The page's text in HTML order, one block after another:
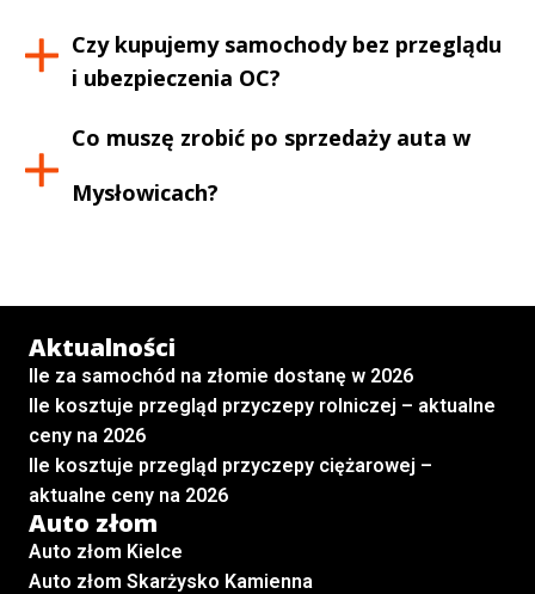
Czy kupujemy samochody bez przeglądu
i ubezpieczenia OC?
Co muszę zrobić po sprzedaży auta w
Mysłowicach?
Aktualności
Ile za samochód na złomie dostanę w 2026
Ile kosztuje przegląd przyczepy rolniczej – aktualne
ceny na 2026
Ile kosztuje przegląd przyczepy ciężarowej –
aktualne ceny na 2026
Auto złom
Auto złom Kielce
Auto złom Skarżysko Kamienna